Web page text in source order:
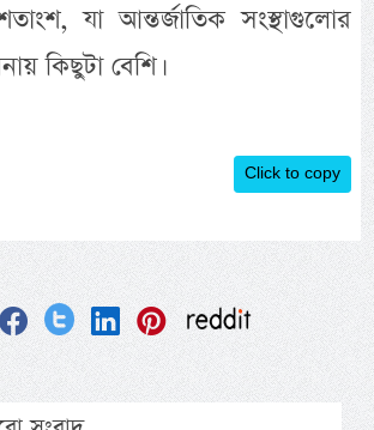
যা আন্তর্জাতিক সংস্থাগুলোর
কিছুটা বেশি।
Click to copy